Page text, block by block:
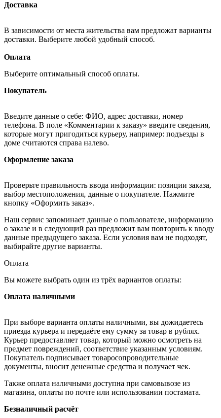
Доставка
В зависимости от места жительства вам предложат варианты
доставки. Выберите любой удобный способ.
Оплата
Выберите оптимальный способ оплаты.
Покупатель
Введите данные о себе: ФИО, адрес доставки, номер
телефона. В поле «Комментарии к заказу» введите сведения,
которые могут пригодиться курьеру, например: подъезды в
доме считаются справа налево.
Оформление заказа
Проверьте правильность ввода информации: позиции заказа,
выбор местоположения, данные о покупателе. Нажмите
кнопку «Оформить заказ».
Наш сервис запоминает данные о пользователе, информацию
о заказе и в следующий раз предложит вам повторить к вводу
данные предыдущего заказа. Если условия вам не подходят,
выбирайте другие варианты.
Оплата
Вы можете выбрать один из трёх вариантов оплаты:
Оплата наличными
При выборе варианта оплаты наличными, вы дожидаетесь
приезда курьера и передаёте ему сумму за товар в рублях.
Курьер предоставляет товар, который можно осмотреть на
предмет повреждений, соответствие указанным условиям.
Покупатель подписывает товаросопроводительные
документы, вносит денежные средства и получает чек.
Также оплата наличными доступна при самовывозе из
магазина, оплаты по почте или использовании постамата.
Безналичный расчёт